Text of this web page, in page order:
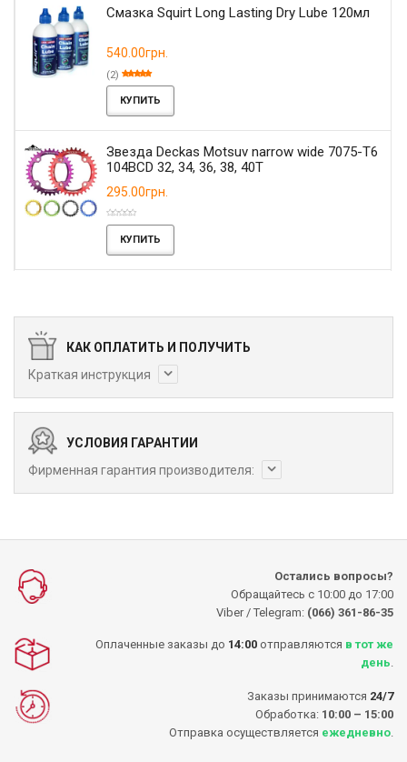
Смазка Squirt Long Lasting Dry Lube 120мл
540.00грн.
(2)
КУПИТЬ
Звезда Deckas Motsuv narrow wide 7075-T6
104BCD 32, 34, 36, 38, 40T
295.00грн.
КУПИТЬ
КАК ОПЛАТИТЬ И ПОЛУЧИТЬ
Краткая инструкция
УСЛОВИЯ ГАРАНТИИ
Фирменная гарантия производителя:
Остались вопросы?
Обращайтесь с 10:00 до 17:00
Viber / Telegram: (066) 361-86-35
Оплаченные заказы до 14:00 отправляются в тот же
день
Заказы принимаются 24/7
Обработка: 10:00 – 15:00
Отправка осуществляется ежедневно